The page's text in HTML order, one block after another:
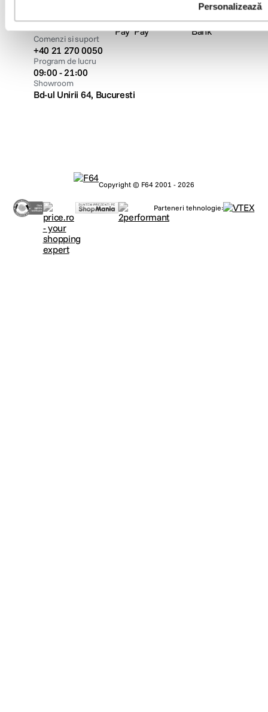
Personalizează
Comenzi si suport
+40 21 270 0050
Program de lucru
09:00 - 21:00
Showroom
Bd-ul Unirii 64, Bucuresti
Copyright © F64 2001 - 2026
Parteneri tehnologie: